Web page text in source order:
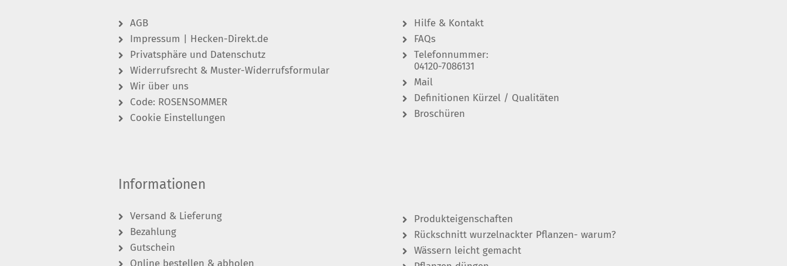
AGB
Impressum | Hecken-Direkt.de
Privatsphäre und Datenschutz
Widerrufsrecht & Muster-Widerrufsformular
Wir über uns
Code: ROSENSOMMER
Cookie Einstellungen
Hilfe & Kontakt
FAQs
Telefonnummer:
04120-7086131
Mail
Definitionen Kürzel / Qualitäten
Broschüren
Informationen
Versand & Lieferung
Bezahlung
Gutschein
Online bestellen & abholen
Produkteigenschaften
Rückschnitt wurzelnackter Pflanzen- warum?
Wässern leicht gemacht